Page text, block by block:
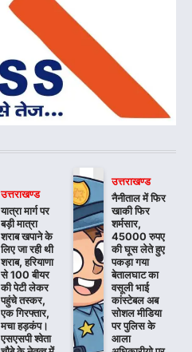
उत्तराखण्ड
यात्रा मार्ग पर
बड़ी मात्रा
शराब खपाने के
लिए जा रही थी
शराब, हरियाणा
से 100 बीयर
की पेटी लेकर
पहुंचे तस्कर,
एक गिरफ्तार,
मचा हड़कंप।
एसएसपी श्वेता
उत्तराखण्ड
नैनीताल में फिर
खाकी फिर
शर्मसार,
45000 रुपए
की घूस लेते हुए
पकड़ा गया
बेतालघाट का
वसूली भाई
कांस्टेबल अब
सोशल मीडिया
पर पुलिस के
आला